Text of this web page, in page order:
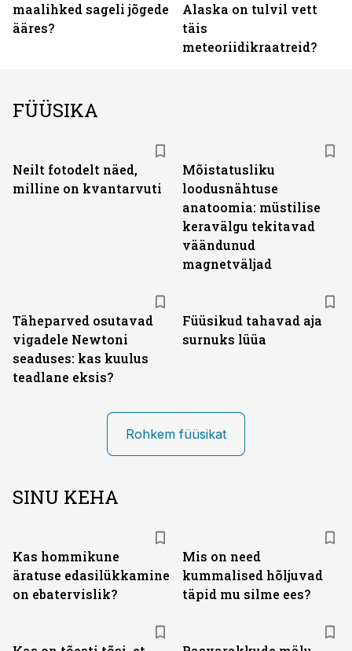
maalihked sageli jõgede
ääres?
Alaska on tulvil vett
täis
meteoriidikraatreid?
FÜÜSIKA
Neilt fotodelt näed,
milline on kvantarvuti
Mõistatusliku
loodusnähtuse
anatoomia: müstilise
keravälgu tekitavad
väändunud
magnetväljad
Täheparved osutavad
vigadele Newtoni
seaduses: kas kuulus
teadlane eksis?
Füüsikud tahavad aja
surnuks lüüa
Rohkem füüsikat
SINU KEHA
Kas hommikune
äratuse edasilükkamine
on ebatervislik?
Mis on need
kummalised hõljuvad
täpid mu silme ees?